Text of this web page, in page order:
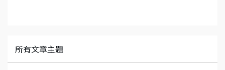
所有文章主題